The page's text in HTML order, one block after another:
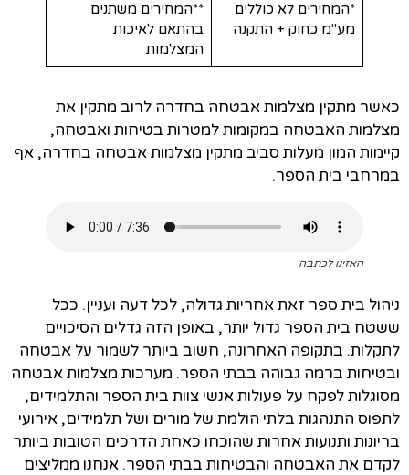
*המחירים לא כוללים
מע"מ כחוק + התקנה
**המחירים משתנים
בהתאם לאיכות
המצלמות
כאשר מתקין מצלמות אבטחה בחדרה לרוב מתקין את
מצלמות האבטחה במקומות למטרות בטיחות ואבטחה,
קיימות המון מעלות סביב מתקין מצלמות אבטחה בחדרה, אף
במרחבי בית הספר.
האזינו לכתבה
ניהול בית ספר זאת אחריות גדולה, לכל דעה ועניין. ככל
ששטח בית הספר גדול יותר, באופן הזה גדלים הסיכויים
לתקלות. בתקופה האחרונה, חשוב ביותר לשמור על אבטחה
ובטיחות ברמה גבוהה בבתי הספר. מערכות מצלמות אבטחה
מסוגלות לפקח על פעולות אנשי צוות בית הספר והתלמידים,
לתפוס התנהגות בלתי הולמת של מורים ושל תלמידים, אירועי
בריונות ותנועות אחרות שהוכחו כאחת הדרכים הטובות ביותר
לקדם את האבטחה והבטיחות בבתי הספר. אנחנו ממליצים